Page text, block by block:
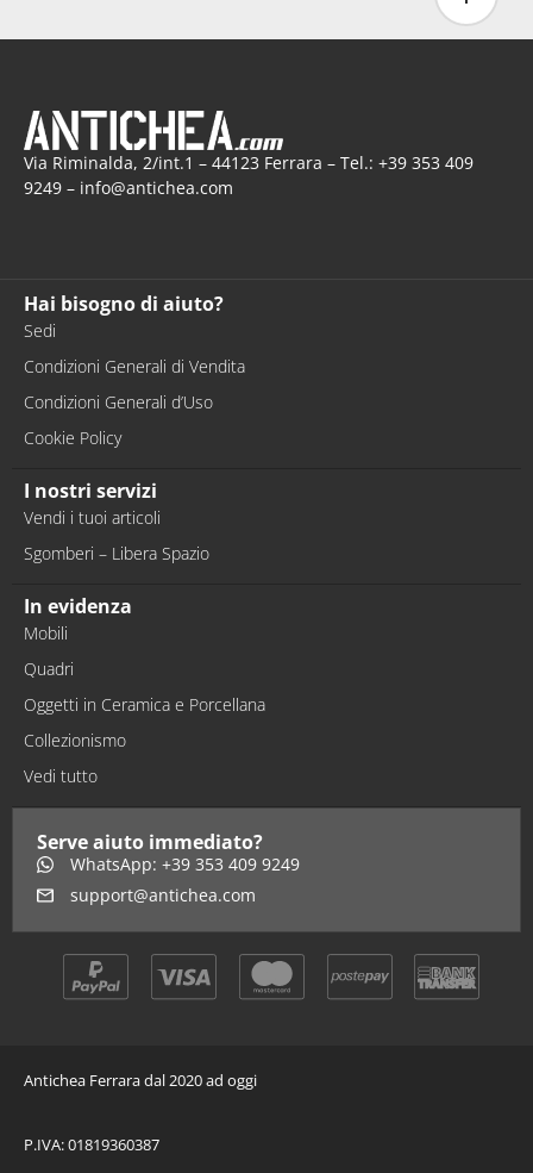
Via Riminalda, 2/int.1 – 44123 Ferrara – Tel.: +39 353 409
9249 – info@antichea.com
Hai bisogno di aiuto?
Sedi
Condizioni Generali di Vendita
Condizioni Generali d’Uso
Cookie Policy
I nostri servizi
Vendi i tuoi articoli
Sgomberi – Libera Spazio
In evidenza
Mobili
Quadri
Oggetti in Ceramica e Porcellana
Collezionismo
Vedi tutto
Serve aiuto immediato?
WhatsApp: +39 353 409 9249
support@antichea.com
Antichea Ferrara dal 2020 ad oggi
P.IVA: 01819360387